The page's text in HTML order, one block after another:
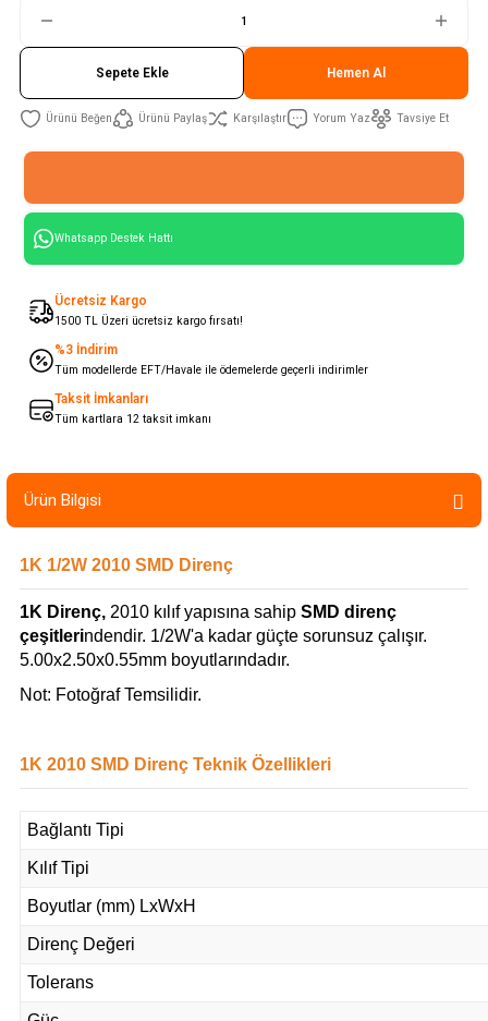
Sepete Ekle Hemen Al
Ürünü Paylaş Karşılaştır Yorum Yaz Tavsiye Et
Whatsapp Destek Hattı
Ücretsiz Kargo
1500 TL Üzeri ücretsiz kargo fırsatı!
%3 İndirim
Tüm modellerde EFT/Havale ile ödemelerde geçerli indirimler
Taksit İmkanları
Tüm kartlara 12 taksit imkanı
Ürün Bilgisi
1K 1/2W 2010 SMD Direnç
1K Direnç, 2010 kılıf yapısına sahip SMD direnç
çeşitlerindendir. 1/2W'a kadar güçte sorunsuz çalışır.
5.00x2.50x0.55mm boyutlarındadır.
Not: Fotoğraf Temsilidir.
1K 2010 SMD Direnç Teknik Özellikleri
Bağlantı Tipi
Kılıf Tipi
Boyutlar (mm) LxWxH
Direnç Değeri
Tolerans